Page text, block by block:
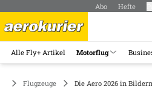
Abo Hefte
Alle Fly+ Artikel Motorflug
Flugzeuge Die Aero 2026 in